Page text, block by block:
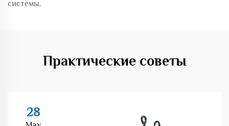
системы.
Практические советы
28